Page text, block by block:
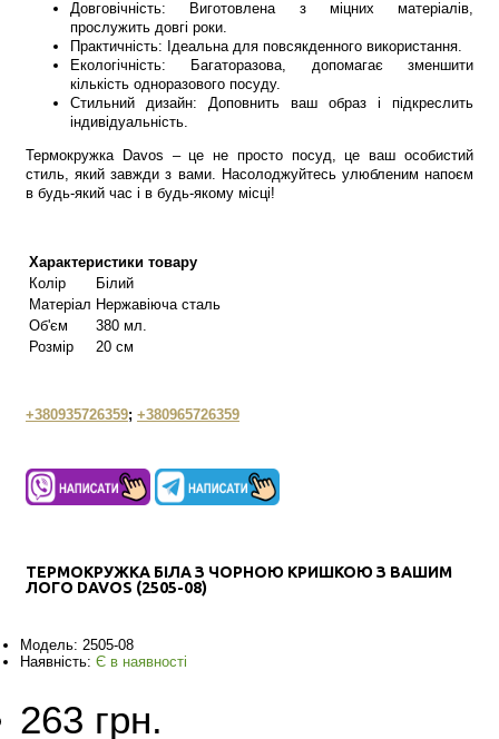
Довговічність: Виготовлена з міцних матеріалів,
прослужить довгі роки.
Практичність: Ідеальна для повсякденного використання.
Екологічність: Багаторазова, допомагає зменшити
кількість одноразового посуду.
Стильний дизайн: Доповнить ваш образ і підкреслить
індивідуальність.
Термокружка Davos – це не просто посуд, це ваш особистий
стиль, який завжди з вами. Насолоджуйтесь улюбленим напоєм
в будь-який час і в будь-якому місці!
Характеристики товару
Колір
Білий
Матеріал Нержавіюча сталь
Об'єм
380 мл.
Розмір
20 см
+380935726359; +380965726359
ТЕРМОКРУЖКА БІЛА З ЧОРНОЮ КРИШКОЮ З ВАШИМ
ЛОГО DAVOS (2505-08)
Модель: 2505-08
Наявність: Є в наявності
263 грн.